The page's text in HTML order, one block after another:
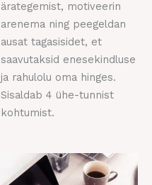
ärategemist, motiveerin
arenema ning peegeldan
ausat tagasisidet, et
saavutaksid enesekindluse
ja rahulolu oma hinges.
Sisaldab 4 ühe-tunnist
kohtumist.